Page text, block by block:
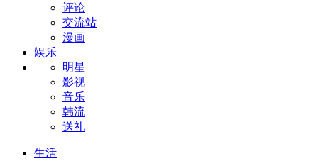
评论
交流站
漫画
娱乐
明星
影视
音乐
韩流
送礼
生活